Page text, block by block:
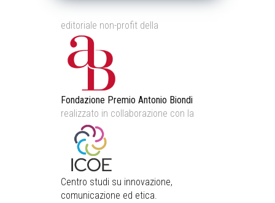
editoriale non-profit della
Fondazione Premio Antonio Biondi
realizzato in collaborazione con la
Centro studi su innovazione,
comunicazione ed etica.